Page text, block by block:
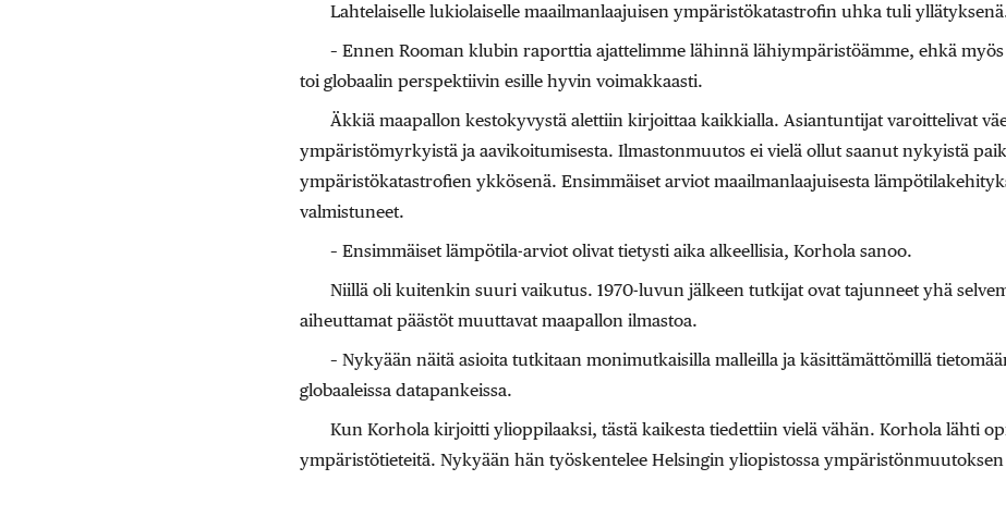
Lahtelaiselle lukiolaiselle maailmanlaajuisen ympäristökatastrofin uhka tuli
– Ennen Rooman klubin raporttia ajattelimme lähinnä lähiympäristöämme, ehkä
toi globaalin perspektiivin esille hyvin voimakkaasti.
Äkkiä maapallon kestokyvystä alettiin kirjoittaa kaikkialla. Asiantuntijat varoittelivat
ympäristömyrkyistä ja aavikoitumisesta. Ilmastonmuutos ei vielä ollut saanut nykyistä
ympäristökatastrofien ykkösenä. Ensimmäiset arviot maailmanlaajuisesta
valmistuneet.
– Ensimmäiset lämpötila-arviot olivat tietysti aika alkeellisia, Korhola sanoo.
Niillä oli kuitenkin suuri vaikutus. 1970-luvun jälkeen tutkijat ovat tajunneet yhä
aiheuttamat päästöt muuttavat maapallon ilmastoa.
– Nykyään näitä asioita tutkitaan monimutkaisilla malleilla ja käsittämättömillä
globaaleissa datapankeissa.
Kun Korhola kirjoitti ylioppilaaksi, tästä kaikesta tiedettiin vielä vähän. Korhola lähti
ympäristötieteitä. Nykyään hän työskentelee Helsingin yliopistossa